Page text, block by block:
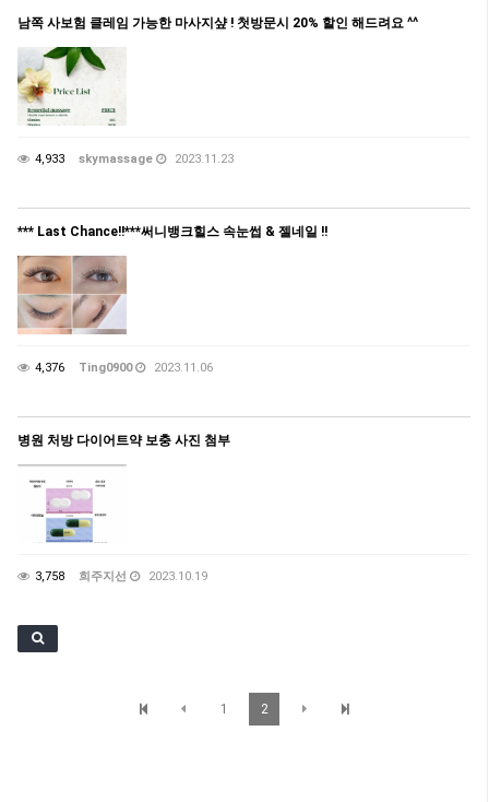
남쪽 사보험 클레임 가능한 마사지샾 ! 첫방문시 20% 할인 해드려요 ^^
4,933 skymassage 2023.11.23
*** Last Chance!!***써니뱅크힐스 속눈썹 & 젤네일 !!
4,376 Ting0900 2023.11.06
병원 처방 다이어트약 보충 사진 첨부
3,758 희주지선 2023.10.19
1 2